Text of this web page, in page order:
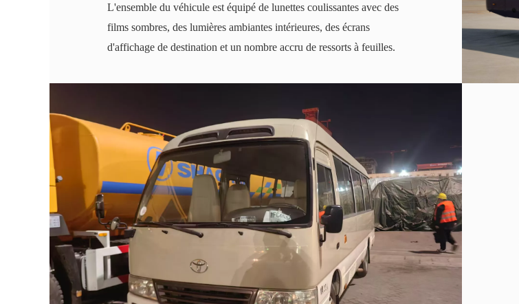
L'ensemble du véhicule est équipé de lunettes coulissantes avec des
films sombres, des lumières ambiantes intérieures, des écrans
d'affichage de destination et un nombre accru de ressorts à feuilles.